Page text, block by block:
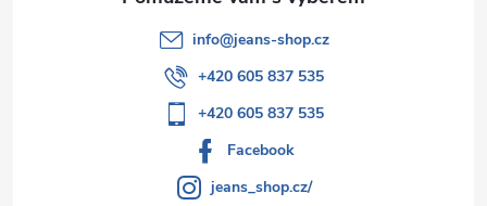
info@jeans-shop.cz
+420 605 837 535
+420 605 837 535
Facebook
jeans_shop.cz/